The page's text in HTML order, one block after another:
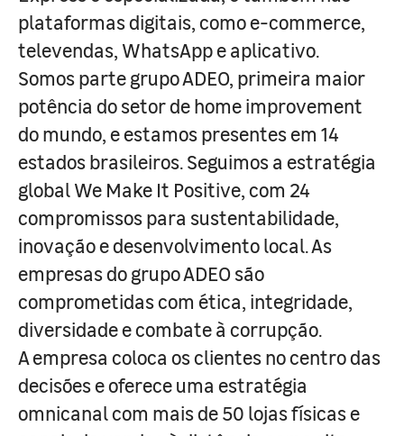
plataformas digitais, como e-commerce,
televendas, WhatsApp e aplicativo.
Somos parte grupo ADEO, primeira maior
potência do setor de home improvement
do mundo, e estamos presentes em 14
estados brasileiros. Seguimos a estratégia
global We Make It Positive, com 24
compromissos para sustentabilidade,
inovação e desenvolvimento local. As
empresas do grupo ADEO são
comprometidas com ética, integridade,
diversidade e combate à corrupção.
A empresa coloca os clientes no centro das
decisões e oferece uma estratégia
omnicanal com mais de 50 lojas físicas e